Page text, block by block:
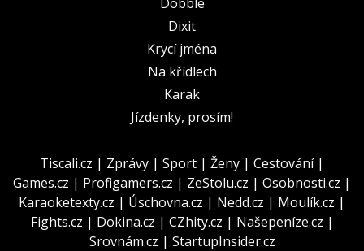
Dixit
Krycí jména
Na křídlech
Karak
Jízdenky, prosím!
Tiscali.cz | Zprávy | Sport | Ženy | Cestování|
Games.cz | Profigamers.cz | ZeStolu.cz | Osobnosti.cz |
Karaoketexty.cz | Úschovna.cz | Nedd.cz | Moulík.cz |
Fights.cz | Dokina.cz | CZhity.cz | Našepeníze.cz |
Srovnám.cz | StartupInsider.cz